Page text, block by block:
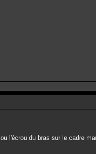
ou l'écrou du bras sur le cadre